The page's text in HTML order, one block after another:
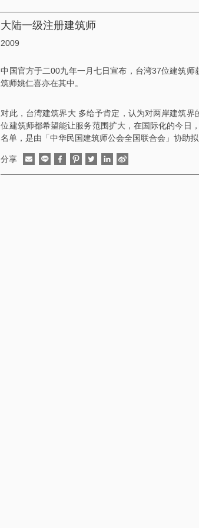
大陆一级注册建筑师
2009
中国官方于二00九年一月七日宣布，台湾37位建筑
筑师姚仁喜亦在其中。
对此，台湾建筑界大 多给予肯定，认为对两岸建筑
位建筑师都希望能让服务范围扩大，在国际化的今日
名单，是由「中华民国建筑师公会全国联合会」协助拟
分享